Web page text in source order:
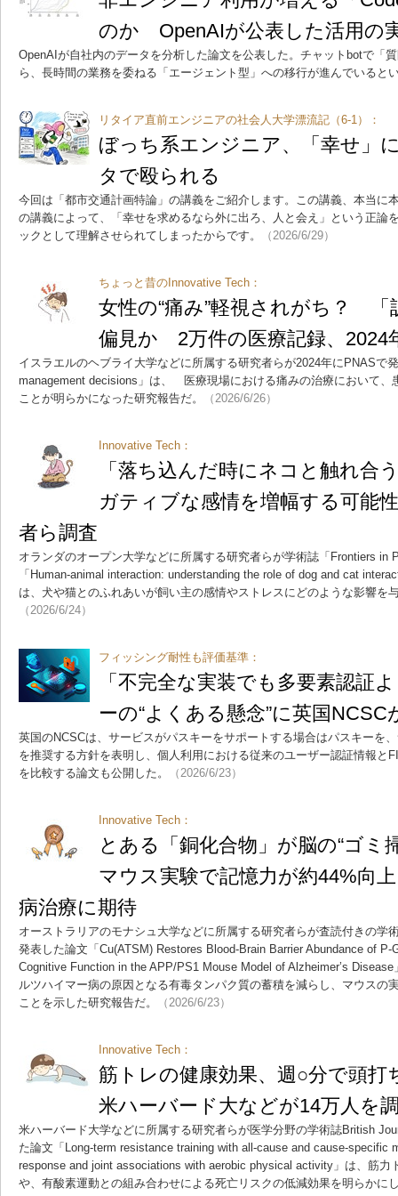
のか OpenAIが公表した活用の
OpenAIが自社内のデータを分析した論文を公表した。チャットbotで「
ら、長時間の業務を委ねる「エージェント型」への移行が進んでいると
リタイア直前エンジニアの社会人大学漂流記（6-1）：
ぼっち系エンジニア、「幸せ」
タで殴られる
今回は「都市交通計画特論」の講義をご紹介します。この講義、本当
の講義によって、「幸せを求めるなら外に出ろ、人と会え」という正論
ックとして理解させられてしまったからです。
（2026/6/29）
ちょっと昔のInnovative Tech：
女性の“痛み”軽視されがち？
偏見か 2万件の医療記録、2024
イスラエルのヘブライ大学などに所属する研究者らが2024年にPNASで
management decisions」は、 医療現場における痛みの治療において、
ことが明らかになった研究報告だ。
（2026/6/26）
Innovative Tech：
「落ち込んだ時にネコと触れ
ガティブな感情を増幅する可能
者ら調査
オランダのオープン大学などに所属する研究者らが学術誌「Frontiers in
「Human-animal interaction: understanding the role of dog and cat
は、犬や猫とのふれあいが飼い主の感情やストレスにどのような影響を
（2026/6/24）
フィッシング耐性も評価基準：
「不完全な実装でも多要素認
ーの“よくある懸念”に英国NCSC
英国のNCSCは、サービスがパスキーをサポートする場合はパスキーを
を推奨する方針を表明し、個人利用における従来のユーザー認証情報と
を比較する論文も公開した。
（2026/6/23）
Innovative Tech：
とある「銅化合物」が脳の“ゴミ
マウス実験で記憶力が約44%向
病治療に期待
オーストラリアのモナシュ大学などに所属する研究者らが査読付きの学
発表した論文「Cu(ATSM) Restores Blood-Brain Barrier Abundance of
Cognitive Function in the APP/PS1 Mouse Model of Alzheimer’s
ルツハイマー病の原因となる有毒タンパク質の蓄積を減らし、マウスの
ことを示した研究報告だ。
（2026/6/23）
Innovative Tech：
筋トレの健康効果、週○分で頭
米ハーバード大などが14万人を
米ハーバード大学などに所属する研究者らが医学分野の学術誌British
た論文「Long-term resistance training with all-cause and cause-specific
response and joint associations with aerobic physical activity」は、筋力
や、有酸素運動との組み合わせによる死亡リスクの低減効果を明らかに